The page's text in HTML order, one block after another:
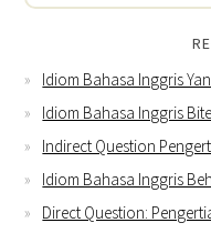
Idiom Bahasa Inggris
Idiom Bahasa Inggris
Indirect Question
Idiom Bahasa Inggris
Direct Question: